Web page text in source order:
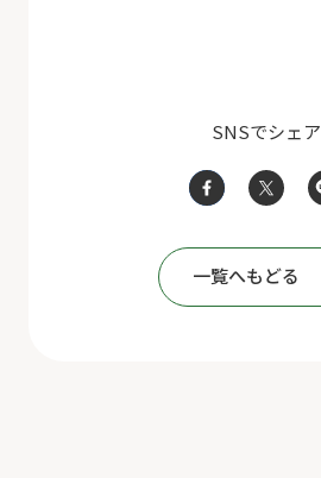
SNSでシェア
一覧へもどる